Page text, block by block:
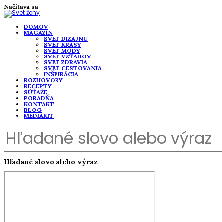
Načítava sa
DOMOV
MAGAZÍN
SVET DIZAJNU
SVET KRÁSY
SVET MÓDY
SVET VZŤAHOV
SVET ZDRAVIA
SVET CESTOVANIA
INŠPIRÁCIA
ROZHOVORY
RECEPTY
SÚŤAŽE
PORADŇA
KONTAKT
BLOG
MEDIAKIT
Hľadané slovo alebo výraz